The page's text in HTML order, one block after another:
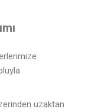
uzaktan